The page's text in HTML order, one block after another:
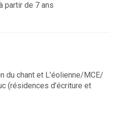
partir de 7 ans
du chant et L’éolienne/MCE/
(résidences d’écriture et